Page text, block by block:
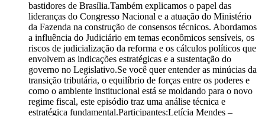
bastidores de Brasília.Também explicamos o papel das
lideranças do Congresso Nacional e a atuação do Ministério
da Fazenda na construção de consensos técnicos. Abordamos
a influência do Judiciário em temas econômicos sensíveis, os
riscos de judicialização da reforma e os cálculos políticos que
envolvem as indicações estratégicas e a sustentação do
governo no Legislativo.Se você quer entender as minúcias da
transição tributária, o equilíbrio de forças entre os poderes e
como o ambiente institucional está se moldando para o novo
regime fiscal, este episódio traz uma análise técnica e
estratégica fundamental.Participantes:Letícia Mendes –